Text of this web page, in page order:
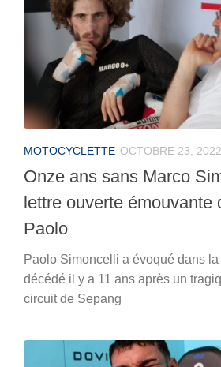
MOTOCYCLETTE OCTOBRE 23, 2022
Onze ans sans Marco
lettre ouverte émouvante
Paolo
Paolo Simoncelli a évoqué dans
décédé il y a 11 ans après un
circuit de Sepang